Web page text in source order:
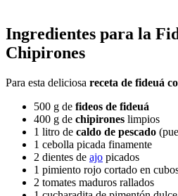
Ingredientes para la
Chipirones
Para esta deliciosa receta de fideuá
500 g de fideos de fideuá
400 g de chipirones limpios
1 litro de caldo de pescado
1 cebolla picada finamente
2 dientes de ajo picados
1 pimiento rojo cortado en
2 tomates maduros rallados